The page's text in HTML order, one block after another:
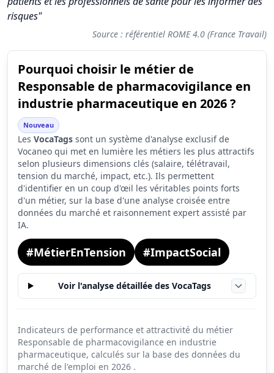
risques"
Source : référentiel ROME 4.0 (France Travail)
Pourquoi choisir le métier de
Responsable de pharmacovigilance en
industrie pharmaceutique en 2026 ?
Nouveau
Les VocaTags sont un système d'analyse exclusif de
Vocaneo qui met en lumière les métiers les plus attractifs
selon plusieurs dimensions clés (salaire, télétravail,
tension du marché, impact, etc.). Ils permettent
d'identifier en un coup d'œil les véritables points forts
d'un métier, sur la base d'une analyse croisée entre
données du marché et raisonnement expert assisté par
IA.
#MétierEnTension #ImpactSocial
Voir l'analyse détaillée des VocaTags
Indicateurs de performance et attractivité du métier
Responsable de pharmacovigilance en industrie
pharmaceutique, calculés sur la base des données du
marché de l'emploi en 2026 .
Synthèse des scores du métier Responsable de
Indicateur
Tension du marché
Salaire
Conditions de travail